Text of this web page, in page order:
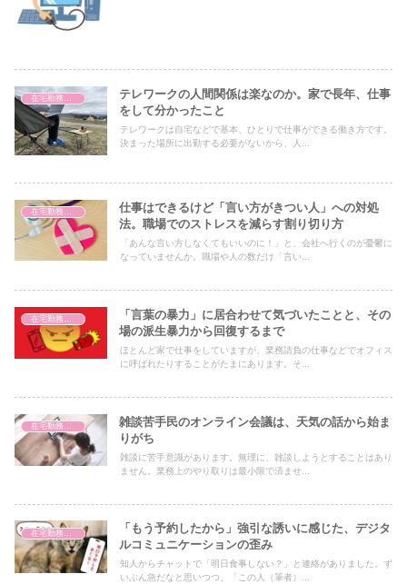
在宅勤務のコミュニケーション
テレワークの人間関係は楽なのか。家で長年、仕事
をして分かったこと
テレワークは自宅などで基本、ひとりで仕事ができる働き方です。
決まった場所に出勤する必要がないから、人...
仕事はできるけど「言い方がきつい人」への対処
法。職場でのストレスを減らす割り切り方
「あんな言い方しなくてもいいのに！」と、会社へ行くのが憂鬱に
なっていませんか。職場や人の数だけ「言い...
「言葉の暴力」に居合わせて気づいたことと、その
場の派生暴力から回復するまで
ほとんど家で仕事をしていますが、業務請負の仕事などでオフィス
に呼ばれたりすることがたまにあります。そ...
雑談苦手民のオンライン会議は、天気の話から始ま
りがち
雑談に苦手意識があります。無理に、雑談しようとすることはあり
ません。業務上のやり取りは最小限で済ませ...
「もう予約したから」強引な誘いに感じた、デジタ
ルコミュニケーションの歪み
知人からチャットで「明日食事しない？」と連絡がありました。ず
いぶん急だなと思いつつ、「この人（筆者）...